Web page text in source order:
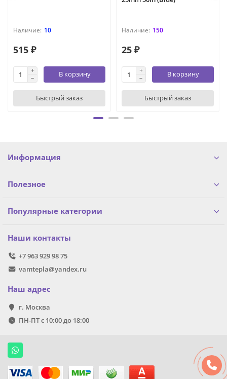
10
515 ₽
В корзину
Быстрый заказ
150
25 ₽
В корзину
Быстрый заказ
Информация
Полезное
Популярные категории
Наши контакты
+7 963 929 98 75
vamtepla@yandex.ru
Наш адрес
г. Москва
ПН-ПТ с 10:00 до 18:00